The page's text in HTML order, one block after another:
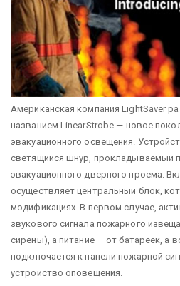
Американская компания LightSaver
названием LinearStrobe — новое
эвакуационного освещения.
светящийся шнур, прокладываемый
эвакуационного дверного проема.
осуществляет центральный блок,
модификациях. В первом случае,
звукового сигнала пожарного
сирены), а питание — от батареек, а
подключается к панели пожарной
устройство оповещения.